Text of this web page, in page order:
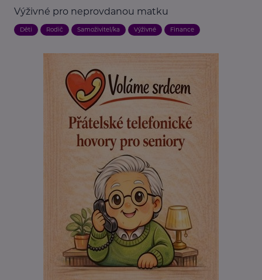
Výživné pro neprovdanou matku
Děti Rodič Samoživitel/ka Výživné Finance